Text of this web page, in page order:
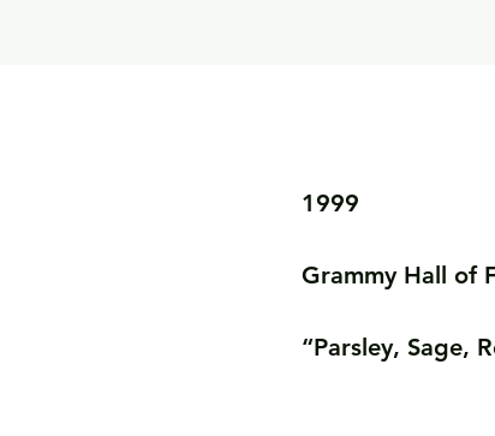
1999
Grammy Hall of
“Parsley, Sage,